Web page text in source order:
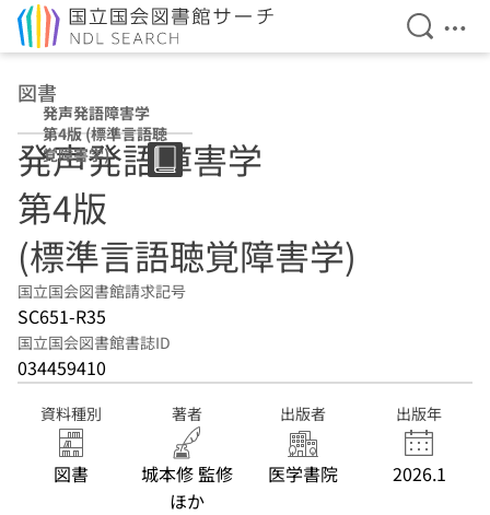
検索を
メ
図書
発声発語障害学
第4版 (標準言語聴
覚障害学)
発声発語障害学
第4版
(標準言語聴覚障害学)
国立国会図書館請求記号
SC651-R35
国立国会図書館書誌ID
034459410
資料種別
図書
著者
城本修 監修
ほか
出版者
医学書院
出版年
2026.1